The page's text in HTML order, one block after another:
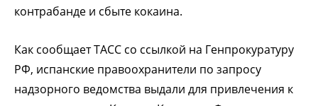
контрабанде и сбыте кокаина.
Как сообщает ТАСС со ссылкой на Генпрокуратуру
РФ, испанские правоохранители по запросу
надзорного ведомства выдали для привлечения к